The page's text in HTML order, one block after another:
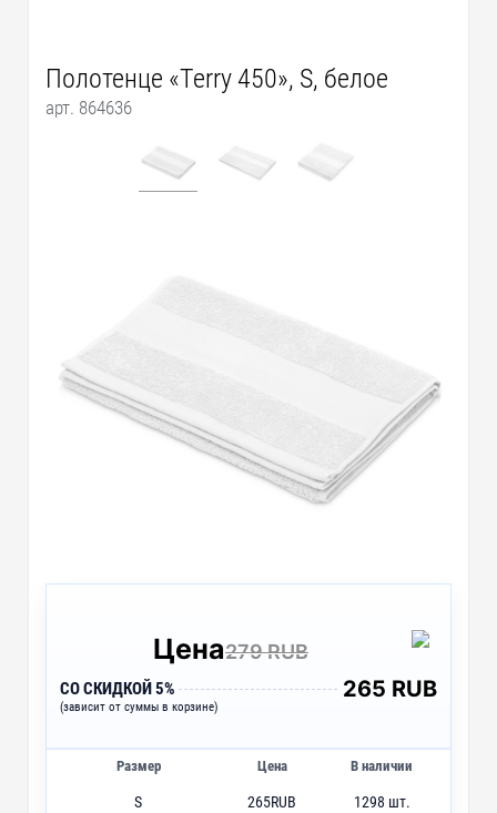
Полотенце «Terry 450», S, белое
арт. 864636
Цена279 RUB
СО СКИДКОЙ 5%
(зависит от суммы в корзине)
265 RUB
Размер Цена В наличии
S 265RUB 1298 шт.